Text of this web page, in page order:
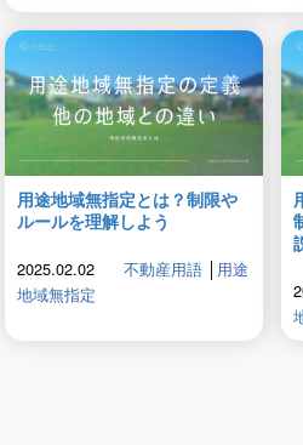
用途地域無指定とは？制限や
ルールを理解しよう
2025.02.02 不動産用語│ 用途
地域無指定